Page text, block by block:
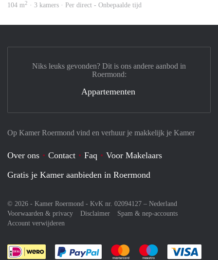
104 m2 · 3 kamers · Per direct - Onbepaalde tijd
Op Kamer Roermond vind en verhuur je makkelijk je Kamer
Over ons Contact Faq
Voor Makelaars
Gratis je Kamer aanbieden in Roermond
© 2026 - Kamer Roermond - KvK nr. 02094127 – Nederland
Voorwaarden & privacy
Disclaimer
Spam & nep-accounts
Account verwijderen
Je rekent gemakkelijk af met Paypal
Je rekent gemakkelijk af met
Je rekent
Niks leuks gevonden? Dit is ons andere aanbod in
Roermond:
Appartementen